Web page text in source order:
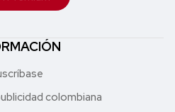
colombiana